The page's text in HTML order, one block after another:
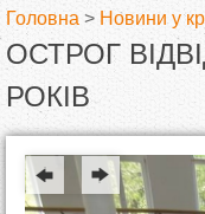
В
Головна > Новини у
ОСТРОГ
РОКІВ